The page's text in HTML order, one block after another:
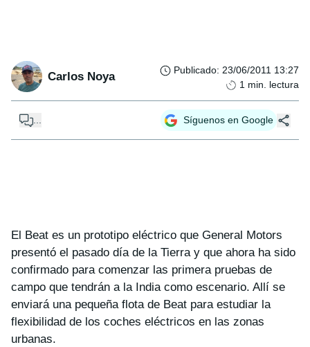
Carlos Noya Publicado: 23/06/2011 13:27
1 min. lectura
... Síguenos en Google
El Beat es un prototipo eléctrico que General Motors
presentó el pasado día de la Tierra y que ahora ha sido
confirmado para comenzar las primera pruebas de
campo que tendrán a la India como escenario. Allí se
enviará una pequeña flota de Beat para estudiar la
flexibilidad de los coches eléctricos en las zonas
urbanas.